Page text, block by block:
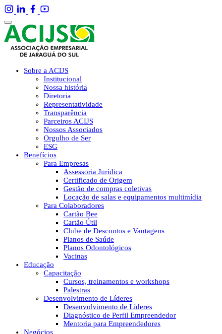
Sobre a ACIJS
Institucional
Nossa história
Diretoria
Representatividade
Transparência
Parceiros ACIJS
Nossos Associados
Orgulho de Ser
ESG
Benefícios
Para Empresas
Assessoria Jurídica
Certificado de Origem
Gestão de compras coletivas
Locação de salas e equipamentos multimídia
Para Colaboradores
Cartão Bee
Cartão Útil
Clube de Descontos e Vantagens
Planos de Saúde
Planos Odontológicos
Vacinas
Educação
Capacitação
Cursos, treinamentos e workshops
Palestras
Desenvolvimento de Líderes
Desenvolvimento de Líderes
Diagnóstico de Perfil Empreendedor
Mentoria para Empreendedores
Negócios